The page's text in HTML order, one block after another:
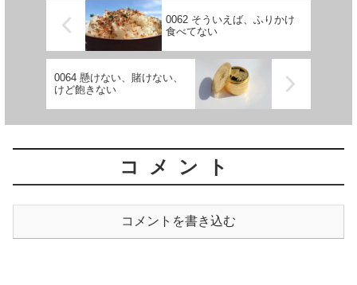
0062 そういえば、ふりかけ
食べてない
0064 懸けない、賭けない、
けど飽きない
コメント
コメントを書き込む